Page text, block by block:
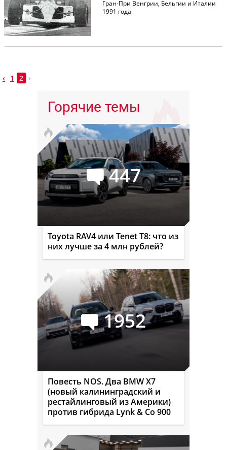
Гран-При Венгрии, Бельгии и Италии
1991 года
‹ 1 2 ›
Горячие темы
447
Toyota RAV4 или Tenet T8: что из
них лучше за 4 млн рублей?
1952
Повесть NOS. Два BMW X7
(новый калининградский и
рестайлинговый из Америки)
против гибрида Lynk & Co 900